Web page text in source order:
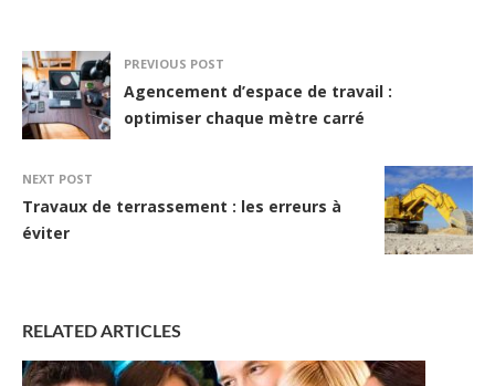
PREVIOUS POST
Agencement d’espace de travail :
optimiser chaque mètre carré
NEXT POST
Travaux de terrassement : les erreurs à
éviter
RELATED ARTICLES